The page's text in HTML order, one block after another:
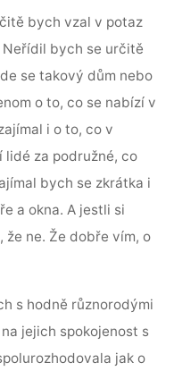
bych vzal v potaz
bych se určitě
se takový dům nebo
o to, co se nabízí v
i o to, co v
za podružné, co
bych se zkrátka i
a okna. A jestli si
ne. Že dobře vím, o
s hodně různorodými
jejich spokojenost s
jak o